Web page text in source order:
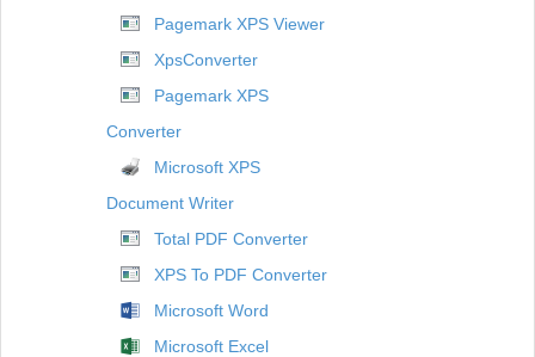
Pagemark XPS Viewer
XpsConverter
Pagemark XPS
Converter
Microsoft XPS
Document Writer
Total PDF Converter
XPS To PDF Converter
Microsoft Word
Microsoft Excel